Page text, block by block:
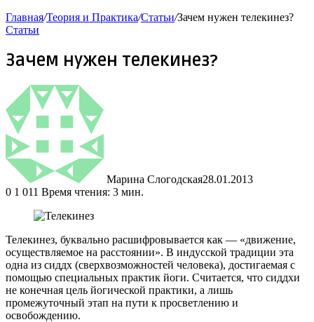
Главная/Теория и Практика/Статьи/Зачем нужен телекинез?
Статьи
Зачем нужен телекинез?
Марина Слогодская28.01.2013
0 1 011 Время чтения: 3 мин.
Телекинез, буквально расшифровывается как — «движение,
осуществляемое на расстоянии». В индусской традиции эта
одна из сиддх (сверхвозможностей человека), достигаемая с
помощью специальных практик йоги. Считается, что сиддхи
не конечная цель йогической практики, а лишь
промежуточный этап на пути к просветлению и
освобождению.